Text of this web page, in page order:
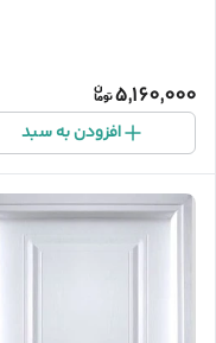
5,160,000
افزودن به سبد